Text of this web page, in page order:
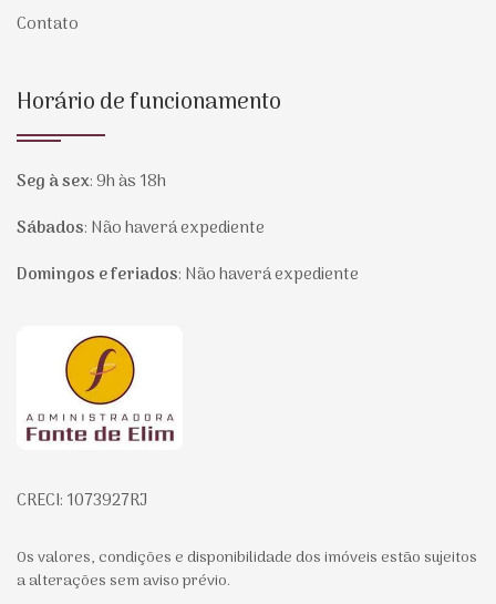
Contato
Horário de funcionamento
Seg à sex:9h às 18h
Sábados: Não haverá expediente
Domingos e feriados: Não haverá expediente
Página inicial
CRECI: 1073927RJ
Os valores, condições e disponibilidade dos imóveis estão sujeitos
a alterações sem aviso prévio.